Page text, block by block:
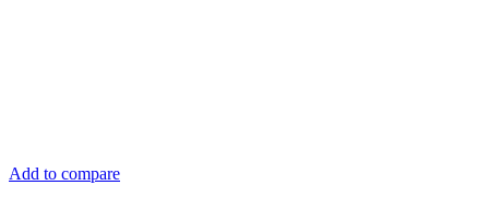
Add to compare